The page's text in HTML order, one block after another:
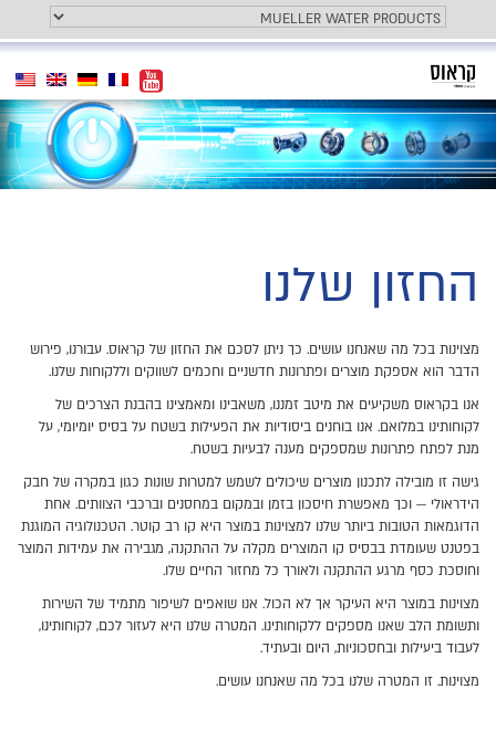
Toggle
navigation
navigation
המותג שלנו
החזון שלנו
מצוינות בכל מה שאנחנו עושים. כך ניתן לסכם את החזון של קראוס. עבורנו, פירוש
הדבר הוא אספקת מוצרים ופתרונות חדשניים וחכמים לשווקים וללקוחות שלנו.
אנו בקראוס משקיעים את מיטב זמננו, משאבינו ומאמצינו בהבנת הצרכים של
לקוחותינו במלואם. אנו בוחנים ביסודיות את הפעילות בשטח על בסיס יומיומי, על
מנת לפתח פתרונות שמספקים מענה לבעיות בשטח.
גישה זו מובילה לתכנון מוצרים שיכולים לשמש למטרות שונות כגון במקרה של חבק
הידראולי — וכך מאפשרת חיסכון בזמן ובמקום במחסנים וברכבי הצוותים. אחת
הדוגמאות הטובות ביותר שלנו למצוינות במוצר היא קו רב קוטר. הטכנולוגיה המוגנת
בפטנט שעומדת בבסיס קו המוצרים מקלה על ההתקנה, מגבירה את עמידות המוצר
וחוסכת כסף מרגע ההתקנה ולאורך כל מחזור החיים שלו.
מצוינות במוצר היא העיקר אך לא הכול. אנו שואפים לשיפור מתמיד של השירות
ותשומת הלב שאנו מספקים ללקוחותינו. המטרה שלנו היא לעזור לכם, לקוחותינו,
לעבוד ביעילות ובחסכוניות, היום ובעתיד.
מצוינות. זו המטרה שלנו בכל מה שאנחנו עושים.